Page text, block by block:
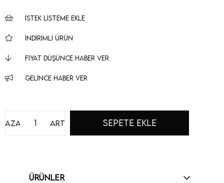
İSTEK LISTEME EKLE
İNDIRIMLI ÜRÜN
FIYAT DÜŞÜNCE HABER VER
GELINCE HABER VER
Artır
Azalt
ÜRÜNLER